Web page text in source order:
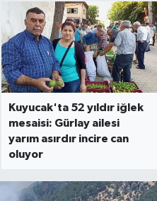
Kuyucak'ta 52 yıldır iğlek
mesaisi: Gürlay ailesi
yarım asırdır incire can
oluyor